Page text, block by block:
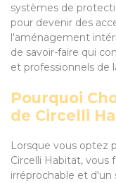
systèmes de
pour devenir des
l'aménagement
de savoir-faire qui
et professionnels de
Pourquoi
de Circelli
Lorsque vous optez
Circelli Habitat, vous
irréprochable et d'un